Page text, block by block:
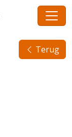
Terug